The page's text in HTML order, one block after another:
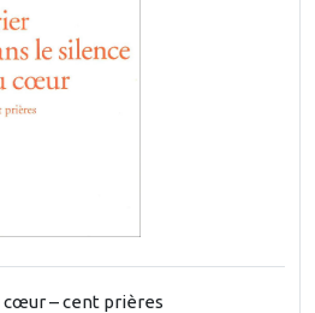
cœur – cent prières